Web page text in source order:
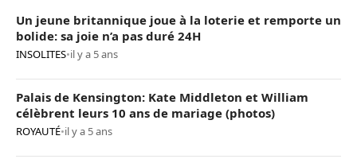
Un jeune britannique joue à la loterie et remporte un
bolide: sa joie n’a pas duré 24H
INSOLITES•il y a 5 ans
Palais de Kensington: Kate Middleton et William
célèbrent leurs 10 ans de mariage (photos)
ROYAUTÉ•il y a 5 ans